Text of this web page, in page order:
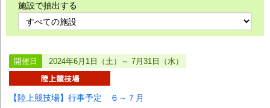
施設で抽出する
開催日 2024年6月1日（土）～ 7月31日（水）
【陸上競技場】行事予定 ６～７月